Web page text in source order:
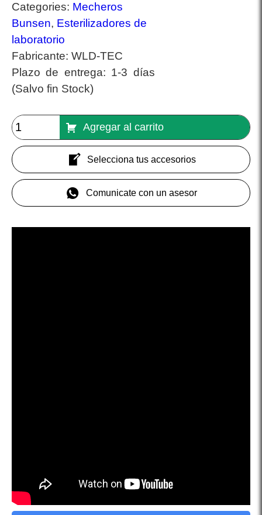
Categories: Mecheros
Bunsen, Esterilizadores de
laboratorio
Fabricante: WLD-TEC
Plazo de entrega: 1-3 días
(Salvo fin Stock)
Agregar al carrito
Selecciona tus accesorios
Comunicate con un asesor